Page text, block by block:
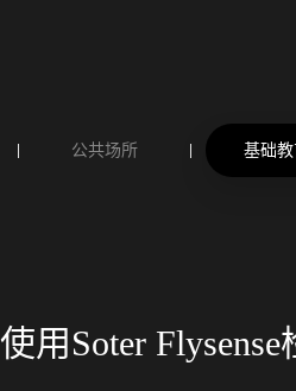
公共场所 基础
使用Soter